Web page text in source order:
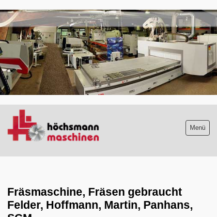
.
Menü
aktuelle Neuzugänge
Absauganlagen
Fräsmaschine, Fräsen gebraucht
Felder, Hoffmann, Martin, Panhans,